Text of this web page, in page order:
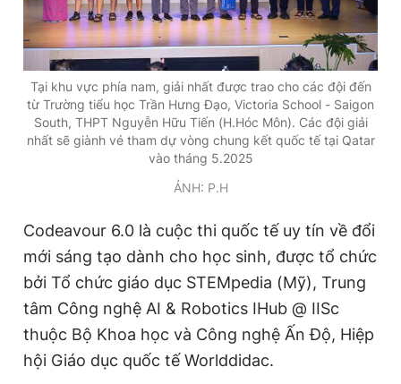
Tại khu vực phía nam, giải nhất được trao cho các đội đến
từ Trường tiểu học Trần Hưng Đạo, Victoria School - Saigon
South, THPT Nguyễn Hữu Tiến (H.Hóc Môn). Các đội giải
nhất sẽ giành vé tham dự vòng chung kết quốc tế tại Qatar
vào tháng 5.2025
ẢNH: P.H
Codeavour 6.0 là cuộc thi quốc tế uy tín về đổi
mới sáng tạo dành cho học sinh, được tổ chức
bởi Tổ chức giáo dục STEMpedia (Mỹ), Trung
tâm Công nghệ AI & Robotics IHub @ IISc
thuộc Bộ Khoa học và Công nghệ Ấn Độ, Hiệp
hội Giáo dục quốc tế Worlddidac.